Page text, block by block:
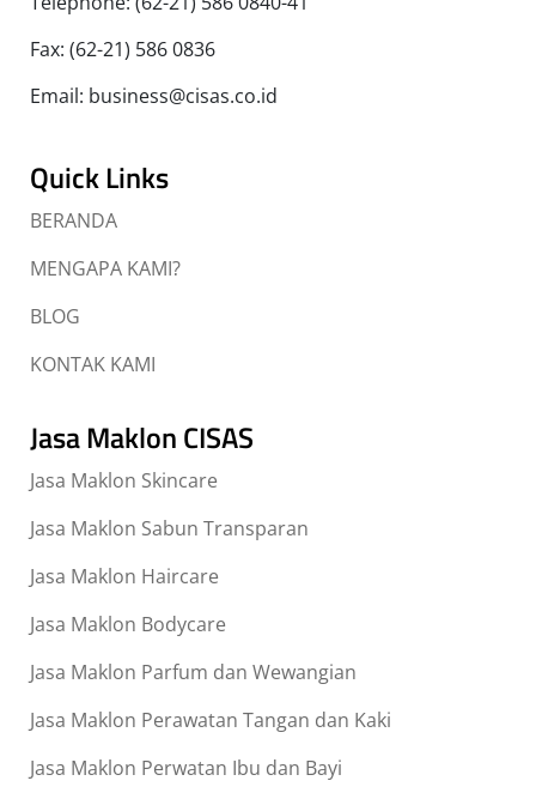
Fax: (62-21) 586 0836
Email: business@cisas.co.id
Quick Links
BERANDA
MENGAPA KAMI?
BLOG
KONTAK KAMI
Jasa Maklon CISAS
Jasa Maklon Skincare
Jasa Maklon Sabun Transparan
Jasa Maklon Haircare
Jasa Maklon Bodycare
Jasa Maklon Parfum dan Wewangian
Jasa Maklon Perawatan Tangan dan Kaki
Jasa Maklon Perwatan Ibu dan Bayi